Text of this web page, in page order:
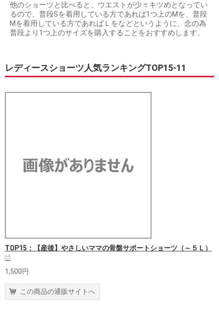
他のショーツと比べると、ウエストが少々キツめとなってい
るので、普段Sを着用している方であれば1つ上のMを、普段
Mを着用している方であればＬをなどというように、念の為
普段より1つ上のサイズを購入することをおすすめします。
レディースショーツ人気ランキングTOP15-11
TOP15：【産後】やさしいママの骨盤サポートショーツ（～５Ｌ）
1,500円
この商品の通販サイトへ